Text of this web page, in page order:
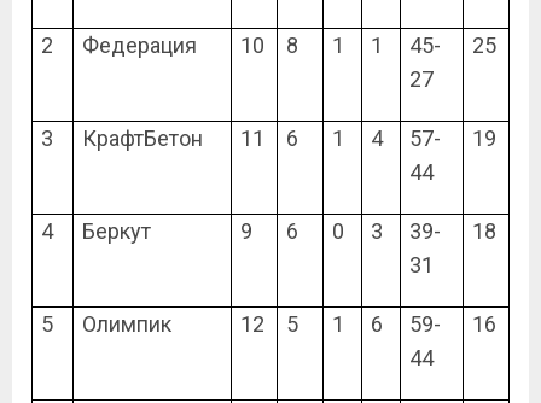
2 Федерация 10 8 1 1
45-
27
25
3 КрафтБетон 11 6 1 4
57-
44
19
4 Беркут 9 6 0 3
39-
31
18
5 Олимпик 12 5 1 6
59-
44
16